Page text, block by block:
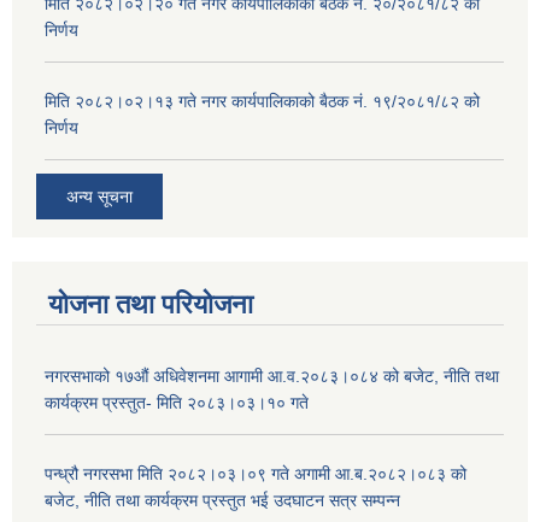
मिति २०८२।०२।२० गते नगर कार्यपालिकाको बैठक नं. २०/२०८१/८२ को
निर्णय
मिति २०८२।०२।१३ गते नगर कार्यपालिकाको बैठक नं. १९/२०८१/८२ को
निर्णय
अन्य सूचना
योजना तथा परियोजना
नगरसभाको १७औं अधिवेशनमा आगामी आ.व.२०८३।०८४ को बजेट, नीति तथा
कार्यक्रम प्रस्तुत- मिति २०८३।०३।१० गते
पन्ध्रौ नगरसभा मिति २०८२।०३।०९ गते अगामी आ.ब.२०८२।०८३ को
बजेट, नीति तथा कार्यक्रम प्रस्तुत भई उदघाटन सत्र सम्पन्न